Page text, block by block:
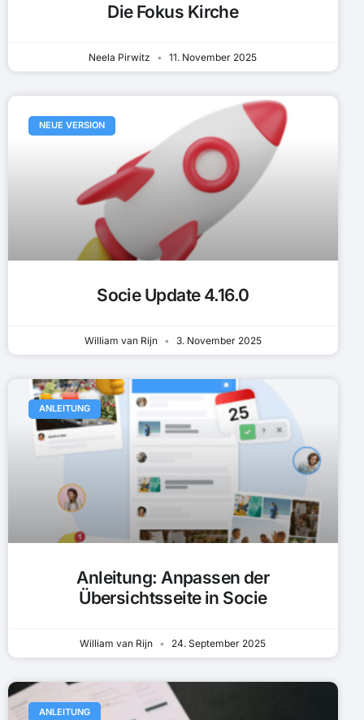
Die Fokus Kirche
Neela Pirwitz 11. November 2025
NEUE VERSION
Socie Update 4.16.0
William van Rijn 3. November 2025
ANLEITUNG
Anleitung: Anpassen der
Übersichtsseite in Socie
William van Rijn 24. September 2025
ANLEITUNG